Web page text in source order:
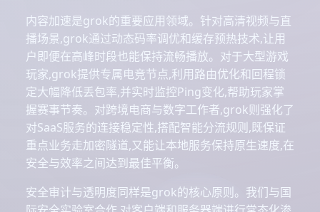
内容加速是grok的重要应用领域。针对高清视频与直
播场景,grok通过动态码率调优和缓存预热技术,让用
户即便在高峰时段也能保持流畅播放。对于大型游戏
玩家,grok提供专属电竞节点,利用路由优化和回程锁
定大幅降低丢包率,并实时监控Ping变化,帮助玩家掌
握赛事节奏。对跨境电商与数字工作者,grok则强化了
对SaaS服务的连接稳定性,搭配智能分流规则,既保证
重点业务走加密隧道,又能让本地服务保持原生速度,在
安全与效率之间达到最佳平衡。
安全审计与透明度同样是grok的核心原则。我们与国